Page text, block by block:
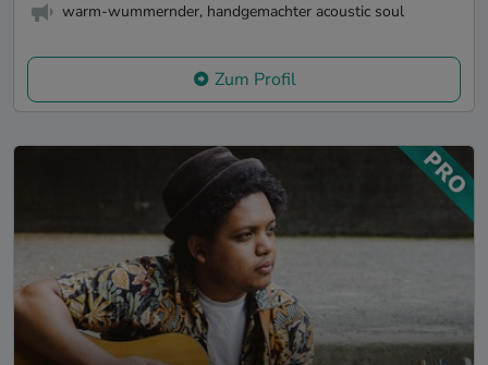
warm-wummernder, handgemachter acoustic soul
Zum Profil